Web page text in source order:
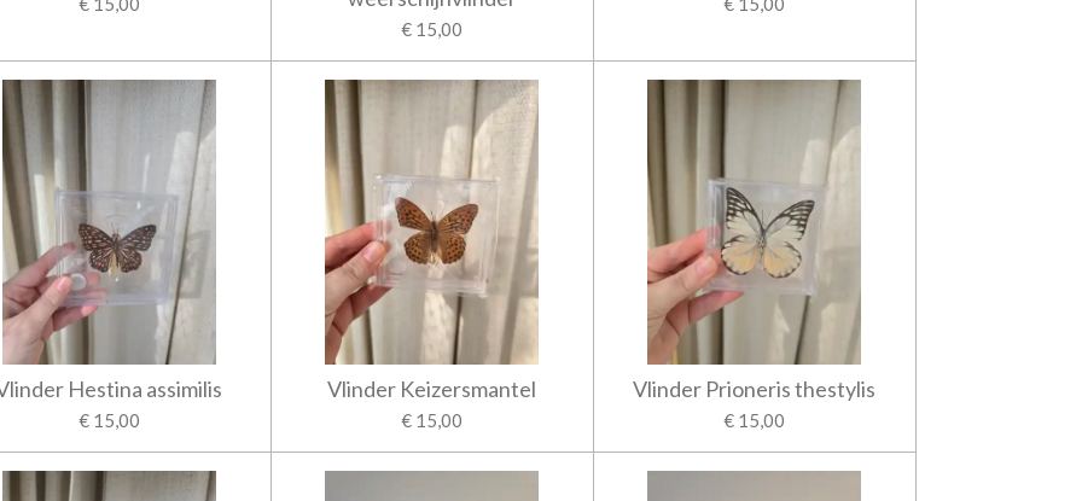
€ 15,00
Hestina assimilis
€ 15,00
Vlinder Keizersmantel
€ 15,00
Vlinder Prioneris thestylis
€ 15,00